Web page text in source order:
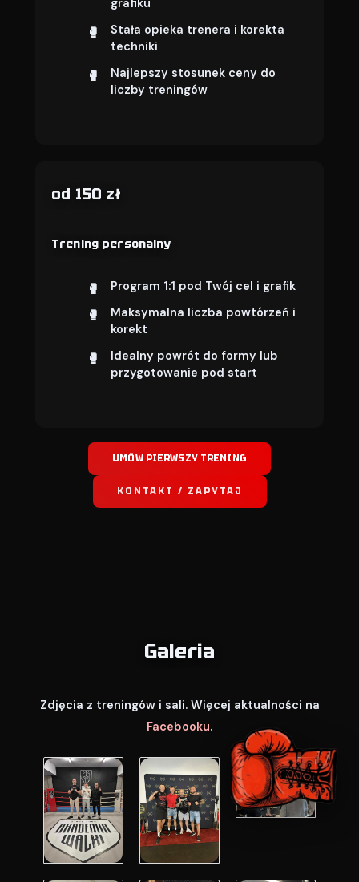
grafiku
Stała opieka trenera i korekta
techniki
Najlepszy stosunek ceny do
liczby treningów
od 150 zł
Trening personalny
Program 1:1 pod Twój cel i grafik
Maksymalna liczba powtórzeń i
korekt
Idealny powrót do formy lub
przygotowanie pod start
UMÓW PIERWSZY TRENING
KONTAKT / ZAPYTAJ
Galeria
Zdjęcia z treningów i sali. Więcej aktualności na
Facebooku.